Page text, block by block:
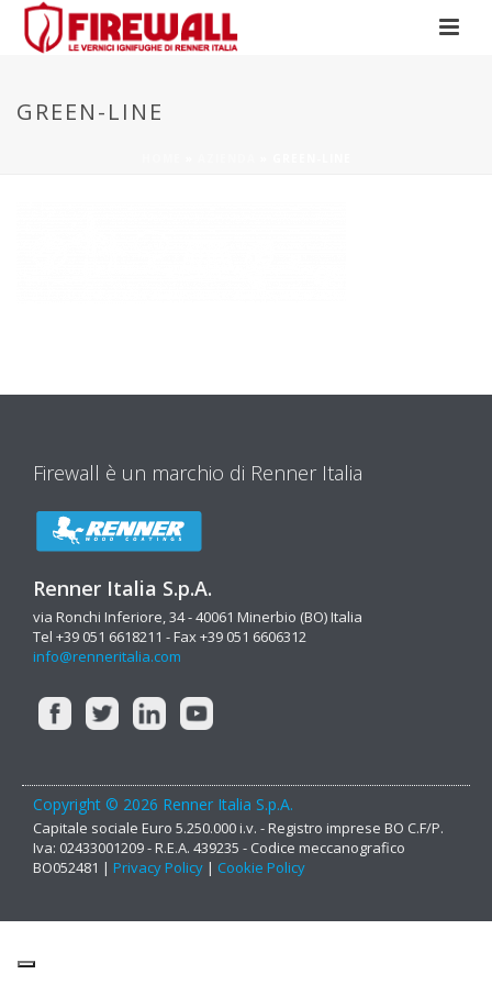
GREEN-LINE
Firewall è un marchio di Renner Italia
Renner Italia S.p.A.
via Ronchi Inferiore, 34 - 40061 Minerbio (BO) Italia
Tel +39 051 6618211 - Fax +39 051 6606312
info@renneritalia.com
Copyright © 2026 Renner Italia S.p.A.
Capitale sociale Euro 5.250.000 i.v. - Registro imprese BO C.F/P.
Iva: 02433001209 - R.E.A. 439235 - Codice meccanografico
BO052481 | Privacy Policy | Cookie Policy